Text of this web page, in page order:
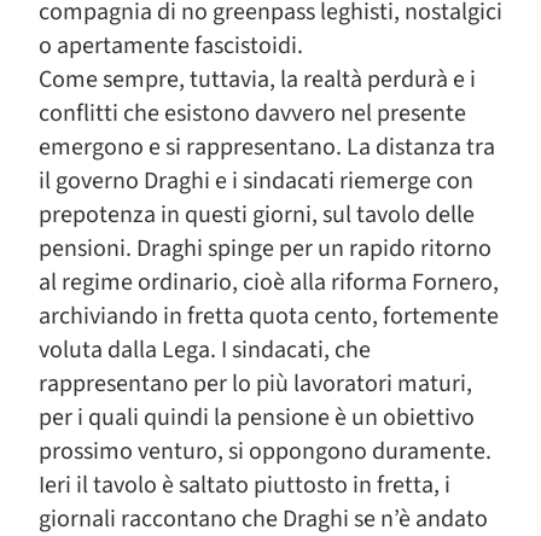
compagnia di no greenpass leghisti, nostalgici
o apertamente fascistoidi.
Come sempre, tuttavia, la realtà perdurà e i
conflitti che esistono davvero nel presente
emergono e si rappresentano. La distanza tra
il governo Draghi e i sindacati riemerge con
prepotenza in questi giorni, sul tavolo delle
pensioni. Draghi spinge per un rapido ritorno
al regime ordinario, cioè alla riforma Fornero,
archiviando in fretta quota cento, fortemente
voluta dalla Lega. I sindacati, che
rappresentano per lo più lavoratori maturi,
per i quali quindi la pensione è un obiettivo
prossimo venturo, si oppongono duramente.
Ieri il tavolo è saltato piuttosto in fretta, i
giornali raccontano che Draghi se n’è andato